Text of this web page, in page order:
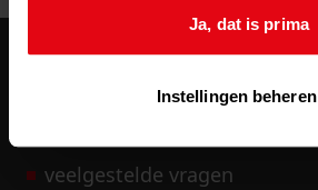
Ja, dat is prima
Instellingen beheren
veelgestelde vragen